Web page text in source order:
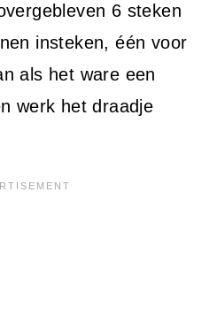
6 steken
insteken, één voor
als het ware een
werk het draadje